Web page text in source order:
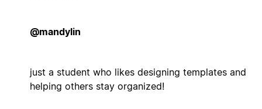
@mandylin
just a student who likes designing templates and
helping others stay organized!